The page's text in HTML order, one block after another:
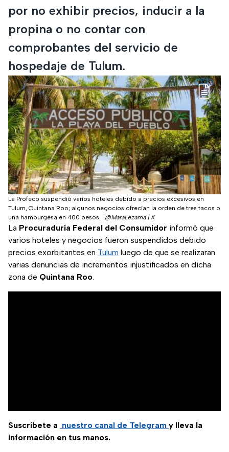
por no exhibir precios, inducir a la
propina o no contar con
comprobantes del servicio de
hospedaje de Tulum.
La Profeco suspendió varios hoteles debido a precios excesivos en
Tulum, Quintana Roo; algunos negocios ofrecían la orden de tres tacos o
una hamburgesa en 400 pesos.
@MaraLezama | X
La Procuraduría Federal del Consumidor informó que
varios hoteles y negocios fueron suspendidos debido
precios exorbitantes en Tulum luego de que se realizaran
varias denuncias de incrementos injustificados en dicha
zona de Quintana Roo.
Suscríbete a nuestro canal de Telegram y lleva la
información en tus manos.